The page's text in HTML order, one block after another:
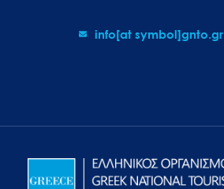
info[at symbol]gnto.gr